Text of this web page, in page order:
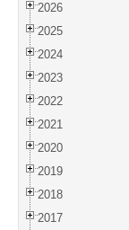
2026
2025
2024
2023
2022
2021
2020
2019
2018
2017